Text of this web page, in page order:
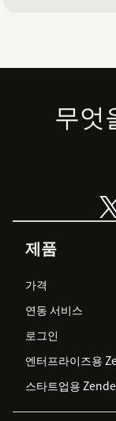
Footer
제품
가격
연동 서비스
로그인
엔터프라이즈용
스타트업용
무엇